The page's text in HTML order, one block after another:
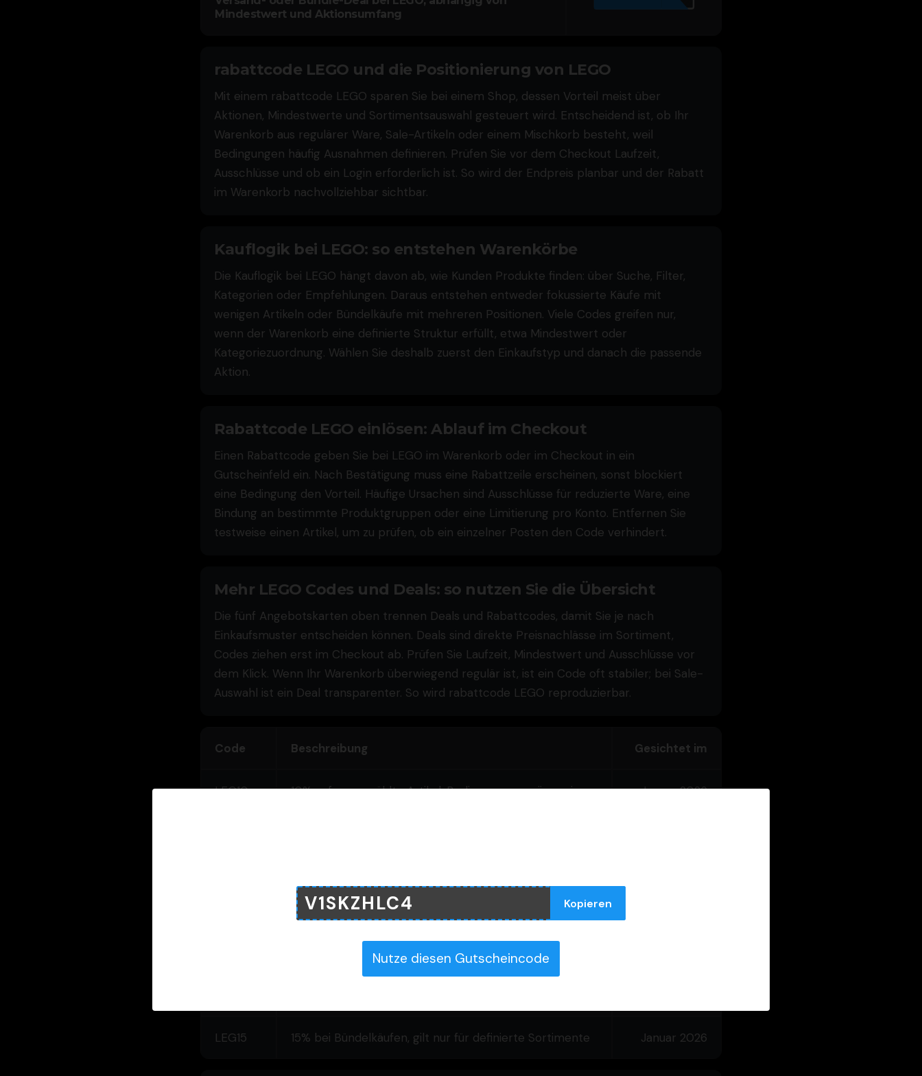
V1SKZHLC4 Kopieren
Nutze diesen Gutscheincode
Mindestwert und Aktionsumfang
rabattcode LEGO und die Positionierung von LEGO
Mit einem rabattcode LEGO sparen Sie bei einem Shop, dessen Vorteil meist über
Aktionen, Mindestwerte und Sortimentsauswahl gesteuert wird. Entscheidend ist, ob Ihr
Warenkorb aus regulärer Ware, Sale-Artikeln oder einem Mischkorb besteht, weil
Bedingungen häufig Ausnahmen definieren. Prüfen Sie vor dem Checkout Laufzeit,
Ausschlüsse und ob ein Login erforderlich ist. So wird der Endpreis planbar und der Rabatt
im Warenkorb nachvollziehbar sichtbar.
Kauflogik bei LEGO: so entstehen Warenkörbe
Die Kauflogik bei LEGO hängt davon ab, wie Kunden Produkte finden: über Suche, Filter,
Kategorien oder Empfehlungen. Daraus entstehen entweder fokussierte Käufe mit
wenigen Artikeln oder Bündelkäufe mit mehreren Positionen. Viele Codes greifen nur,
wenn der Warenkorb eine definierte Struktur erfüllt, etwa Mindestwert oder
Kategoriezuordnung. Wählen Sie deshalb zuerst den Einkaufstyp und danach die passende
Aktion.
Rabattcode LEGO einlösen: Ablauf im Checkout
Einen Rabattcode geben Sie bei LEGO im Warenkorb oder im Checkout in ein
Gutscheinfeld ein. Nach Bestätigung muss eine Rabattzeile erscheinen, sonst blockiert
eine Bedingung den Vorteil. Häufige Ursachen sind Ausschlüsse für reduzierte Ware, eine
Bindung an bestimmte Produktgruppen oder eine Limitierung pro Konto. Entfernen Sie
testweise einen Artikel, um zu prüfen, ob ein einzelner Posten den Code verhindert.
Mehr LEGO Codes und Deals: so nutzen Sie die Übersicht
Die fünf Angebotskarten oben trennen Deals und Rabattcodes, damit Sie je nach
Einkaufsmuster entscheiden können. Deals sind direkte Preisnachlässe im Sortiment,
Codes ziehen erst im Checkout ab. Prüfen Sie Laufzeit, Mindestwert und Ausschlüsse vor
dem Klick. Wenn Ihr Warenkorb überwiegend regulär ist, ist ein Code oft stabiler; bei Sale-
Auswahl ist ein Deal transparenter. So wird rabattcode LEGO reproduzierbar.
Code Beschreibung Gesichtet im
LEG10
10% auf ausgewählte Artikel, Bedingungen variieren je
Januar 2026
Versandvorteil ab Mindestwert, abhängig von
App Aktion auf eine Auswahl, Login oder App Nutzung
LEG15 15% bei Bündelkäufen, gilt nur für definierte Sortimente Januar 2026